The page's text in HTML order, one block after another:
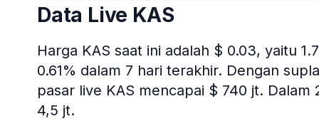
Data Live KAS
Harga KAS saat ini adalah $ 0.03, yaitu
0.61% dalam 7 hari terakhir. Dengan
pasar live KAS mencapai $ 740 jt.
4,5 jt.